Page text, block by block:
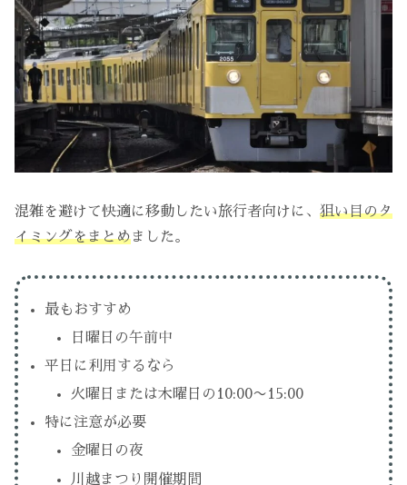
混雑を避けて快適に移動したい旅行者向けに、 狙い目のタ
イミングをまとめました。
最もおすすめ
日曜日の午前中
平日に利用するなら
火曜日または木曜日の10:00〜15:00
特に注意が必要
金曜日の夜
川越まつり開催期間